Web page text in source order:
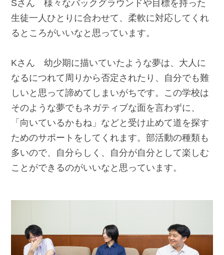
Sさん 様々なバックグラウンドや目標を持った
生徒一人ひとりに合わせて、柔軟に対応してくれ
るところがいいなと思っています。
Kさん 幼少期に描いていたような夢は、大人に
なるにつれて周りから否定されたり、自分でも難
しいと思って諦めてしまいがちです。この学校は
そのような夢でもネガティブな面を言わずに、
「向いているかもね」などと受け止めて道を探す
ためのサポートをしてくれます。部活動の種類も
多いので、自分らしく、自分が自分として楽しむ
ことができるのがいいなと思っています。